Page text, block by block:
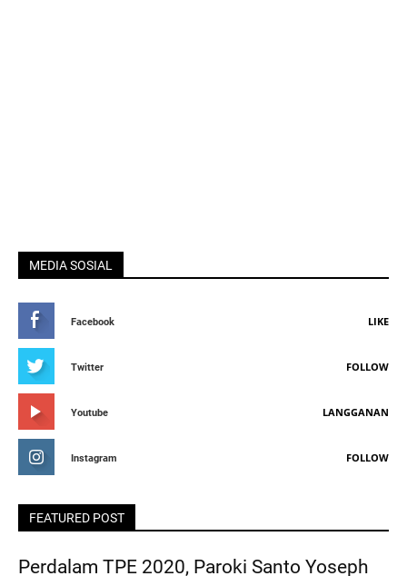
MEDIA SOSIAL
Facebook LIKE
Twitter FOLLOW
Youtube LANGGANAN
Instagram FOLLOW
FEATURED POST
Perdalam TPE 2020, Paroki Santo Yoseph